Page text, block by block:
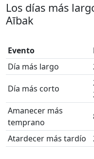
Los días más
Aībak
Evento
Día más largo
Día más corto
Amanecer más
temprano
Atardecer más tardío